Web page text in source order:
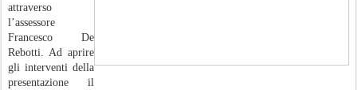
attraverso
l’assessore
Francesco De
Rebotti. Ad aprire
gli interventi della
presentazione il